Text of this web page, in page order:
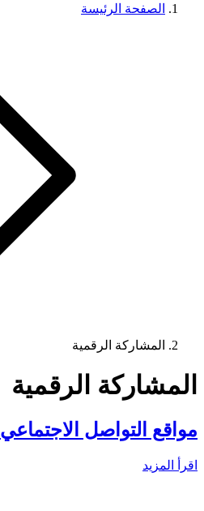
الصفحة الرئيسة
المشاركة الرقمية
المشاركة الرقمية
مواقع التواصل الاجتماعي
اقرأ المزيد